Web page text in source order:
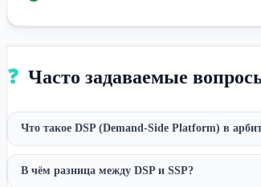
❓ Часто задаваемые
Что такое DSP (Demand-Side Platform) в
В чём разница между DSP и SSP?